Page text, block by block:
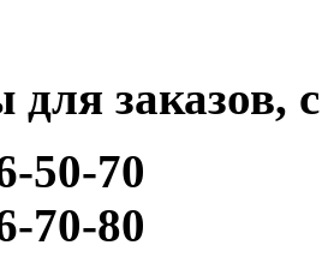
заказов,
50-70
70-80